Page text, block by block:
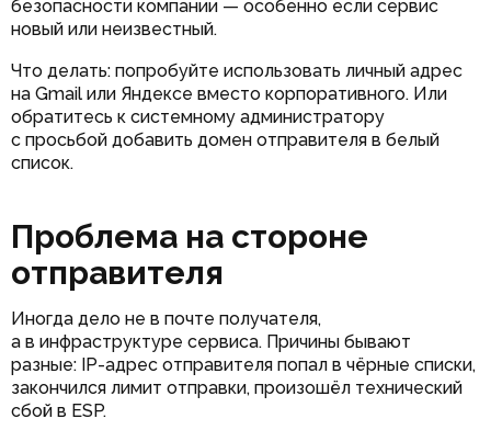
безопасности компании — особенно если сервис
новый или неизвестный.
Что делать: попробуйте использовать личный адрес
на Gmail или Яндексе вместо корпоративного. Или
обратитесь к системному администратору
с просьбой добавить домен отправителя в белый
список.
Проблема на стороне
отправителя
Иногда дело не в почте получателя,
а в инфраструктуре сервиса. Причины бывают
разные: IP-адрес отправителя попал в чёрные списки,
закончился лимит отправки, произошёл технический
сбой в ESP.